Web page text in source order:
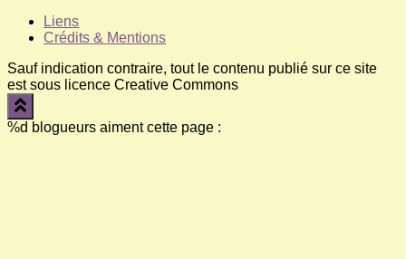
Liens
Crédits & Mentions
Sauf indication contraire, tout le contenu publié sur ce site
est sous licence Creative Commons
%d blogueurs aiment cette page :